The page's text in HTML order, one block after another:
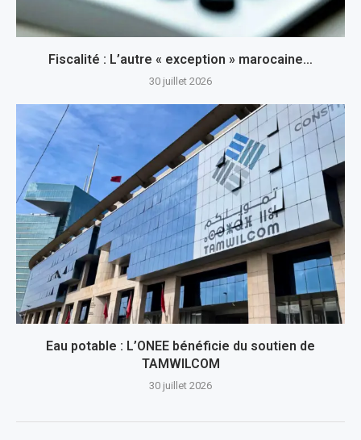
Fiscalité : L’autre « exception » marocaine…
30 juillet 2026
Eau potable : L’ONEE bénéficie du soutien de
TAMWILCOM
30 juillet 2026